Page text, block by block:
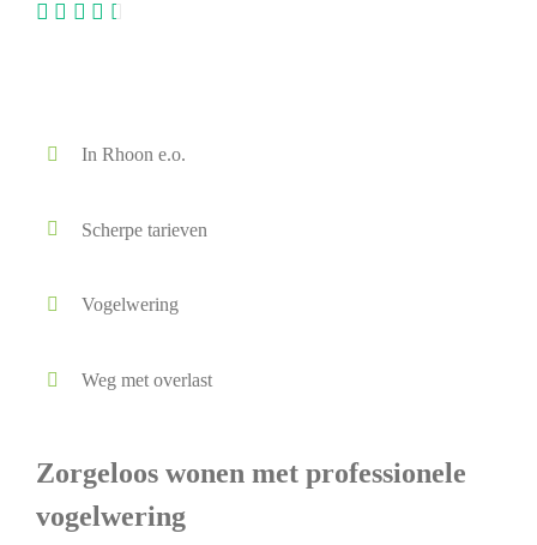
In Rhoon e.o.
Scherpe tarieven
Vogelwering
Weg met overlast
Zorgeloos wonen met professionele
vogelwering